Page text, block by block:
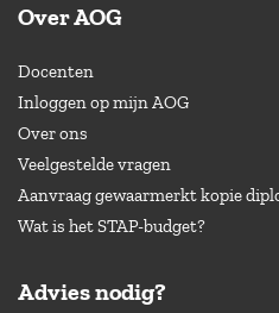
Over AOG
Docenten
Inloggen op mijn AOG
Over ons
Veelgestelde vragen
Aanvraag gewaarmerkt kopie
Wat is het STAP-budget?
Advies nodig?